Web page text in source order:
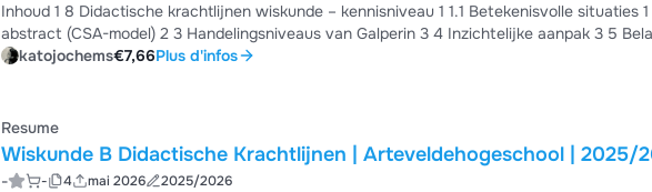
Inhoud 1 8 Didactische krachtlijnen wiskunde – kennisniveau 1 1.1 Betekenisvolle situaties 1 2 Concreet, schematisch,
abstract (CSA-model) 2 3 Handelingsniveaus van Galperin 3 4 Inzichtelijke aanpak 3 5 Belang van correct wiskundig
verwoorden 4 6 Automatiseren – memoriseren 4 7 Inductief werken 5 8 Gebruik van verhoudingstabellen 6 9 Aan de slag
katojochems€7,66Plus d'infos
Resume
Wiskunde B Didactische Krachtlijnen | Arteveldehogeschool | 2025/
- - 4 mai 2026 2025/2026